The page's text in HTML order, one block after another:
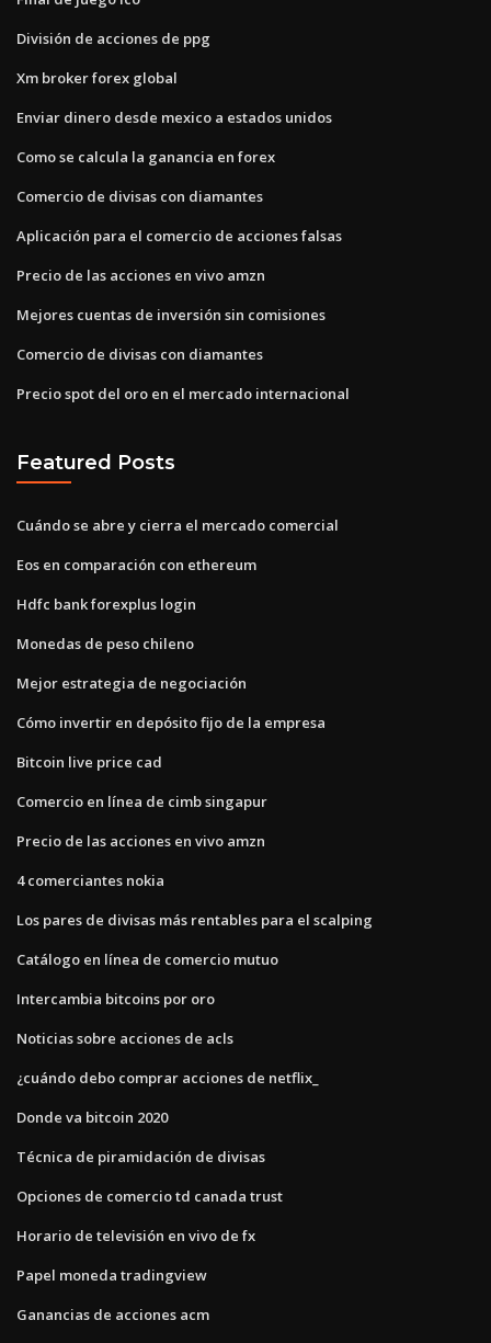
División de acciones de ppg
Xm broker forex global
Enviar dinero desde mexico a estados unidos
Como se calcula la ganancia en forex
Comercio de divisas con diamantes
Aplicación para el comercio de acciones falsas
Precio de las acciones en vivo amzn
Mejores cuentas de inversión sin comisiones
Comercio de divisas con diamantes
Precio spot del oro en el mercado internacional
Featured Posts
Cuándo se abre y cierra el mercado comercial
Eos en comparación con ethereum
Hdfc bank forexplus login
Monedas de peso chileno
Mejor estrategia de negociación
Cómo invertir en depósito fijo de la empresa
Bitcoin live price cad
Comercio en línea de cimb singapur
Precio de las acciones en vivo amzn
4 comerciantes nokia
Los pares de divisas más rentables para el scalping
Catálogo en línea de comercio mutuo
Intercambia bitcoins por oro
Noticias sobre acciones de acls
¿cuándo debo comprar acciones de netflix_
Donde va bitcoin 2020
Técnica de piramidación de divisas
Opciones de comercio td canada trust
Horario de televisión en vivo de fx
Papel moneda tradingview
Ganancias de acciones acm